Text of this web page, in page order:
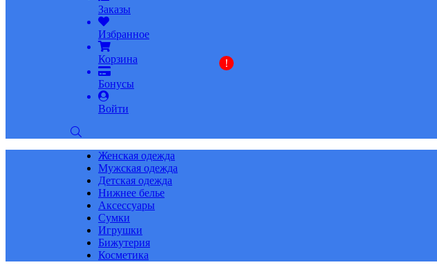
Заказы
Избранное
Корзина
Бонусы
!
Войти
Женская одежда
Мужская одежда
Детская одежда
Нижнее белье
Аксессуары
Сумки
Игрушки
Бижутерия
Косметика